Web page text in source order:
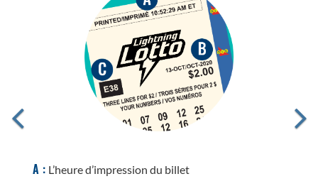
A : L’heure d’impression du billet